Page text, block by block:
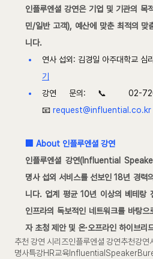
인플루엔셜 강연은 기업 및 기관의 목
민/일반 고객), 예산에 맞춘 최적의 맞
니다.
연사 섭외: 김경일 아주대학교 심
기
강연 문의: 📞 02-
📧 request@influential.co.kr
🏢 About 인플루엔셜 강연
인플루엔셜 강연(Influential
명사 섭외 서비스를 선보인 18년 경력
니다. 업계 평균 10년 이상의 베테랑
인프라의 독보적인 네트워크를 바탕
자 초청 제안 및 온·오프라인 하이브리
추천 강연 시리즈인플루엔셜 강연추천강연
명사특강HR교육